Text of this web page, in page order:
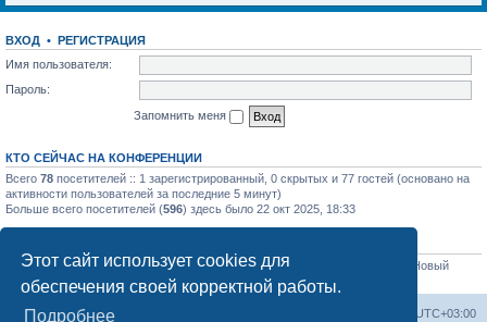
Этот сайт использует cookies для
обеспечения своей корректной работы.
Подробнее
ВХОД • РЕГИСТРАЦИЯ
Имя пользователя:
Пароль:
Запомнить меня
КТО СЕЙЧАС НА КОНФЕРЕНЦИИ
Всего 78 посетителей :: 1 зарегистрированный, 0 скрытых и 77 гостей (основано на
активности пользователей за последние 5 минут)
Больше всего посетителей (596) здесь было 22 окт 2025, 18:33
Всего сообщений:32565• Всего тем:4331• Всего пользователей:
• Новый
пользователь:sim84
Список форумов UTC+03:00